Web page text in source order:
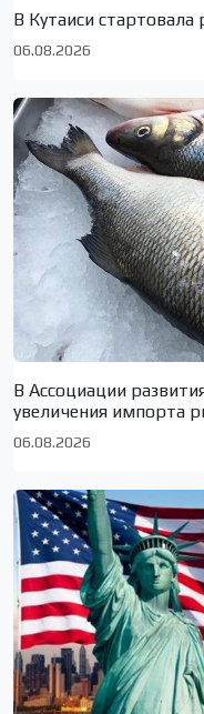
В Кутаиси стартовала
06.08.2026
В Ассоциации
увеличения импорта
06.08.2026